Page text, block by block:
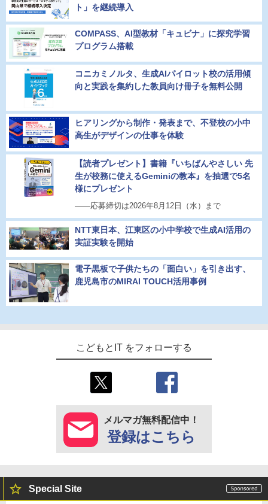
ト」を継続導入
COMPASS、AI型教材「キュビナ」に探究学習
プログラム搭載
コニカミノルタ、生成AIパイロット校の活用傾
向と実践を集約した教員向け冊子を無料公開
ヒアリングから制作・発表まで、不登校の小中
高生がデザインの仕事を体験
【読者プレゼント】書籍『いちばんやさしい 先
生が校務に使えるGeminiの教本』を抽選で5名
様にプレゼント
――応募締切は2026年8月12日（水）まで
NTT東日本、江東区の小中学校で生成AI活用の
実証実験を開始
電子黒板で子供たちの「面白い」を引き出す、
鹿児島市のMIRAI TOUCH活用事例
こどもとIT をフォローする
メルマガ無料配信中！
登録はこちら
Special Site